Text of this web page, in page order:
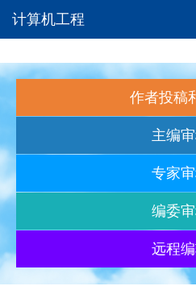
计算机工程
作者投稿
主编
专家
编委
远程